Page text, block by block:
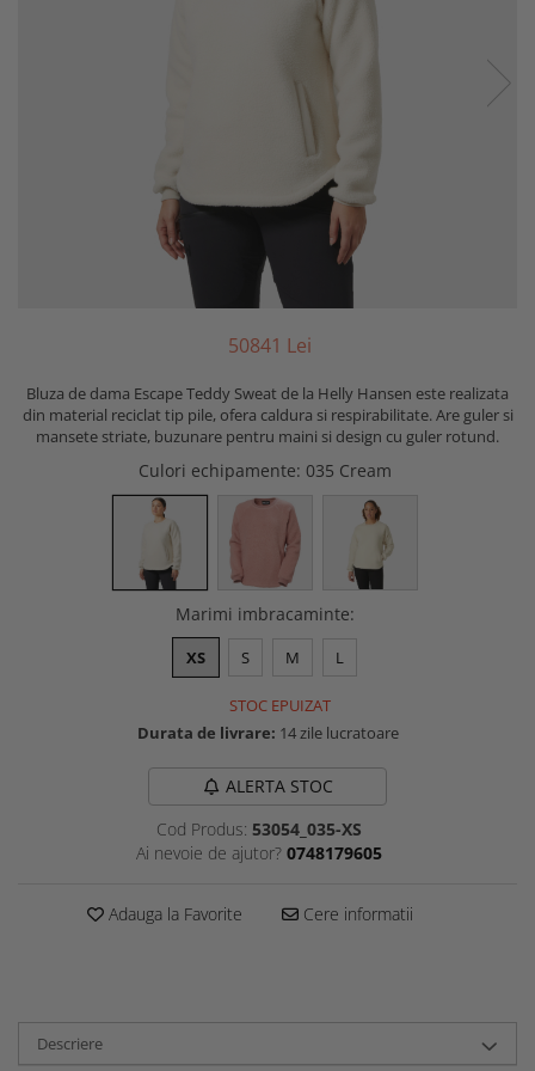
50841 Lei
Bluza de dama Escape Teddy Sweat de la Helly Hansen este realizata
din material reciclat tip pile, ofera caldura si respirabilitate. Are guler si
mansete striate, buzunare pentru maini si design cu guler rotund.
Culori echipamente: 035 Cream
Marimi imbracaminte:
XS S M L
STOC EPUIZAT
Durata de livrare: 14 zile lucratoare
ALERTA STOC
Cod Produs: 53054_035-XS
Ai nevoie de ajutor? 0748179605
Adauga la Favorite Cere informatii
Descriere